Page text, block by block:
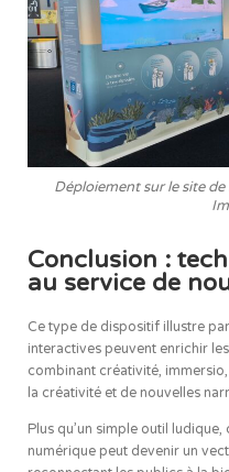
Déploiement sur le site
Conclusion :
au service de
Ce type de dispositif illustre
interactives peuvent enrichir
combinant créativité,
la créativité et de nouvelles
Plus qu’un simple outil
numérique peut devenir un